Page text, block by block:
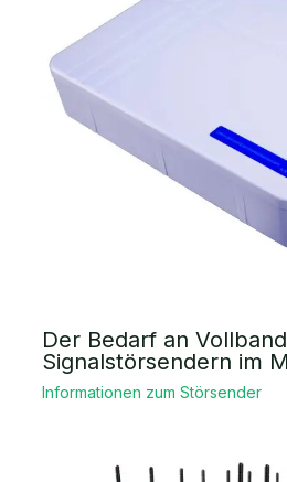
Der Bedarf an
Signalstörsendern im
Informationen zum Störsender